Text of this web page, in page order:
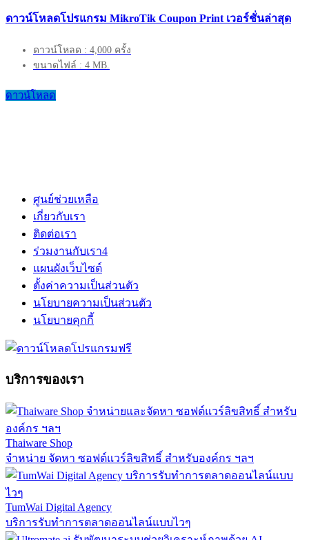
ดาวน์โหลดโปรแกรม MikroTik Coupon Print เวอร์ชั่นล่าสุด
ดาวน์โหลด : 4,000 ครั้ง
ขนาดไฟล์ : 4 MB.
ดาวน์โหลด
ศูนย์ช่วยเหลือ
เกี่ยวกับเรา
ติดต่อเรา
ร่วมงานกับเรา4
แผนผังเว็บไซต์
ตั้งค่าความเป็นส่วนตัว
นโยบายความเป็นส่วนตัว
นโยบายคุกกี้
บริการของเรา
Thaiware Shop
จำหน่าย จัดหา ซอฟต์แวร์ลิขสิทธิ์ สำหรับองค์กร ฯลฯ
TumWai Digital Agency
บริการรับทำการตลาดออนไลน์แบบไวๆ